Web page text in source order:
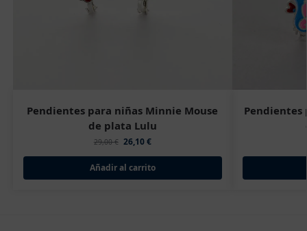
Pendientes para niñas Minnie Mouse
de plata Lulu
29,00€ 26,10€
Añadir al carrito
Pendientes